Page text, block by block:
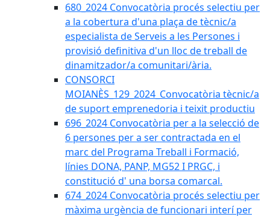
680_2024 Convocatòria procés selectiu per
a la cobertura d'una plaça de tècnic/a
especialista de Serveis a les Persones i
provisió definitiva d'un lloc de treball de
dinamitzador/a comunitari/ària.
CONSORCI
MOIANÈS_129_2024_Convocatòria tècnic/a
de suport emprenedoria i teixit productiu
696_2024 Convocatòria per a la selecció de
6 persones per a ser contractada en el
marc del Programa Treball i Formació,
línies DONA, PANP, MG52 I PRGC, i
constitució d' una borsa comarcal.
674_2024 Convocatòria procés selectiu per
màxima urgència de funcionari interí per